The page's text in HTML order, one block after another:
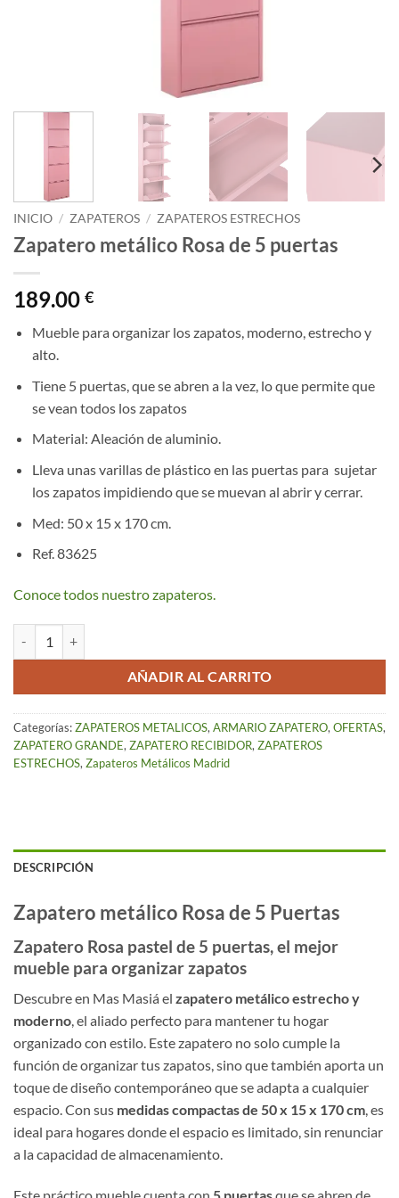
INICIO / ZAPATEROS / ZAPATEROS ESTRECHOS
Zapatero metálico Rosa de 5 puertas
189.00 €
Mueble para organizar los zapatos, moderno, estrecho y
alto.
Tiene 5 puertas, que se abren a la vez, lo que permite que
se vean todos los zapatos
Material: Aleación de aluminio.
Lleva unas varillas de plástico en las puertas para sujetar
los zapatos impidiendo que se muevan al abrir y cerrar.
Med: 50 x 15 x 170 cm.
Ref. 83625
Conoce todos nuestro zapateros.
AÑADIR AL CARRITO
Categorías:ZAPATEROS METALICOS, ARMARIO ZAPATERO, OFERTAS,
ZAPATERO GRANDE, ZAPATERO RECIBIDOR, ZAPATEROS
ESTRECHOS, Zapateros Metálicos Madrid
DESCRIPCIÓN
Zapatero metálico Rosa de 5 Puertas
Zapatero Rosa pastel de 5 puertas, el mejor
mueble para organizar zapatos
Descubre en Mas Masiá el zapatero metálico estrecho y
moderno, el aliado perfecto para mantener tu hogar
organizado con estilo. Este zapatero no solo cumple la
función de organizar tus zapatos, sino que también aporta un
toque de diseño contemporáneo que se adapta a cualquier
espacio. Con sus medidas compactas de 50 x 15 x 170 cm, es
ideal para hogares donde el espacio es limitado, sin renunciar
a la capacidad de almacenamiento.